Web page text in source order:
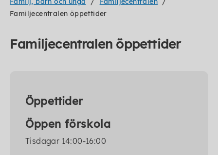
Familjecentralen öppettider
Familjecentralen öppettider
Öppettider
Öppen förskola
Tisdagar 14:00-16:00